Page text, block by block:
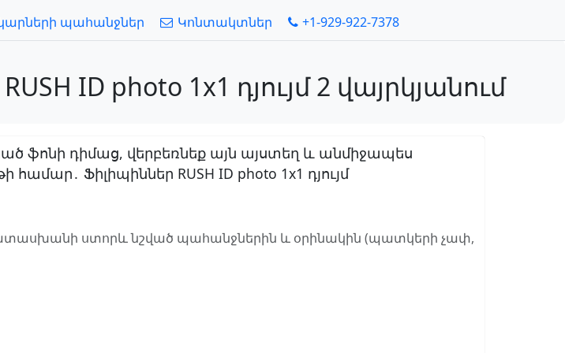
պահանջներ Կոնտակտներ +1-929-922-7378
ID photo 1x1 դյույմ 2 վայրկյանում
ֆոնի դիմաց, վերբեռնեք այն այստեղ և անմիջապես
Ֆիլիպիններ RUSH ID photo 1x1 դյույմ
ստորև նշված պահանջներին և օրինակին (պատկերի չափ,